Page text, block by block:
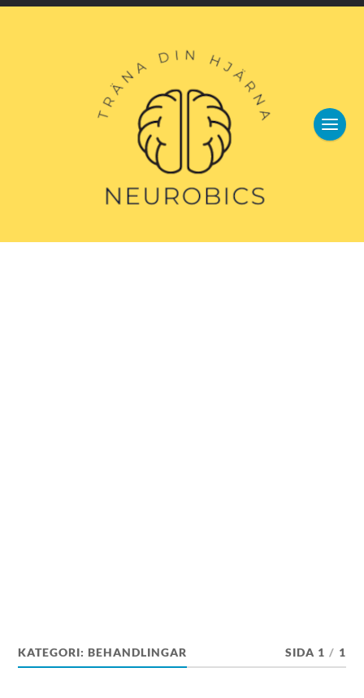
KATEGORI:BEHANDLINGAR SIDA 1 / 1